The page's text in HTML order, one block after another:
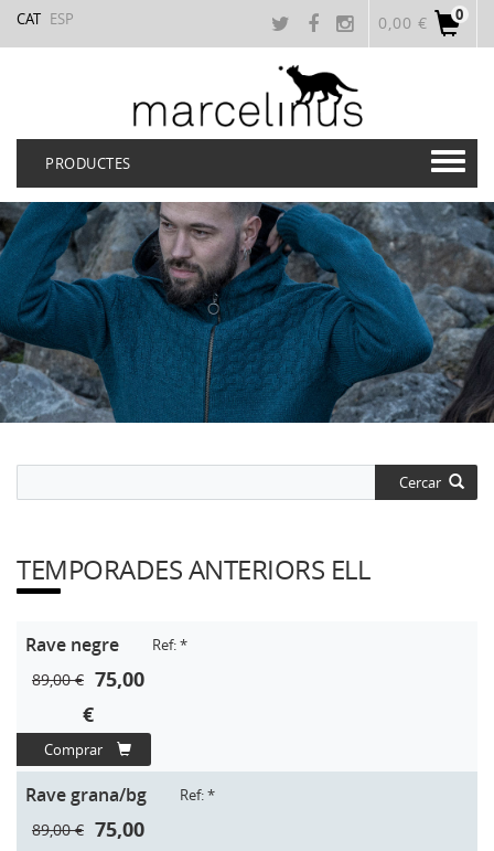
CAT ESP 0
0,00 €
PRODUCTES
Cercar
TEMPORADES ANTERIORS ELL
Rave negre Ref: *
89,00 € 75,00
€
Comprar
Rave grana/bg Ref: *
89,00 € 75,00